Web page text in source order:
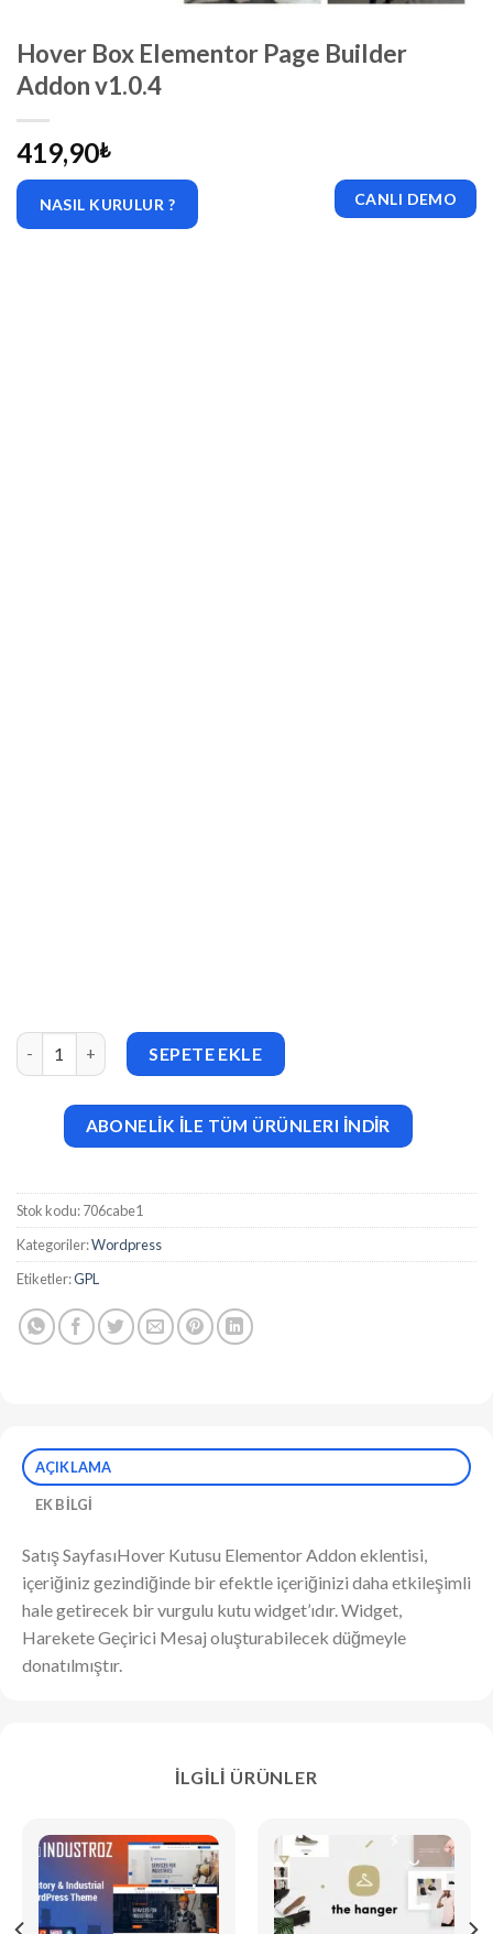
Hover Box Elementor Page Builder
Addon v1.0.4
419,90₺
NASIL KURULUR ? CANLI DEMO
Hover Box Elementor Page Builder Addon v1.0.4 adet
SEPETE EKLE
ABONELİK İLE TÜM ÜRÜNLERI İNDİR
Stok kodu:706cabe1
Kategoriler:Wordpress
Etiketler:GPL
AÇIKLAMA
EK BILGI
Satış SayfasıHover Kutusu Elementor Addon eklentisi,
içeriğiniz gezindiğinde bir efektle içeriğinizi daha etkileşimli
hale getirecek bir vurgulu kutu widget’ıdır. Widget,
Harekete Geçirici Mesaj oluşturabilecek düğmeyle
donatılmıştır.
İLGILI ÜRÜNLER